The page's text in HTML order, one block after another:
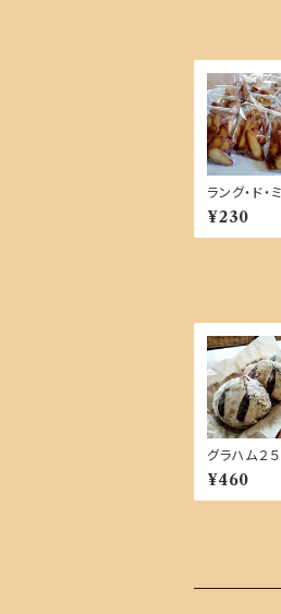
ラング・ド・
【単品商品】
¥230
グラハム２
め色玉ねぎ【
品商品】
¥460